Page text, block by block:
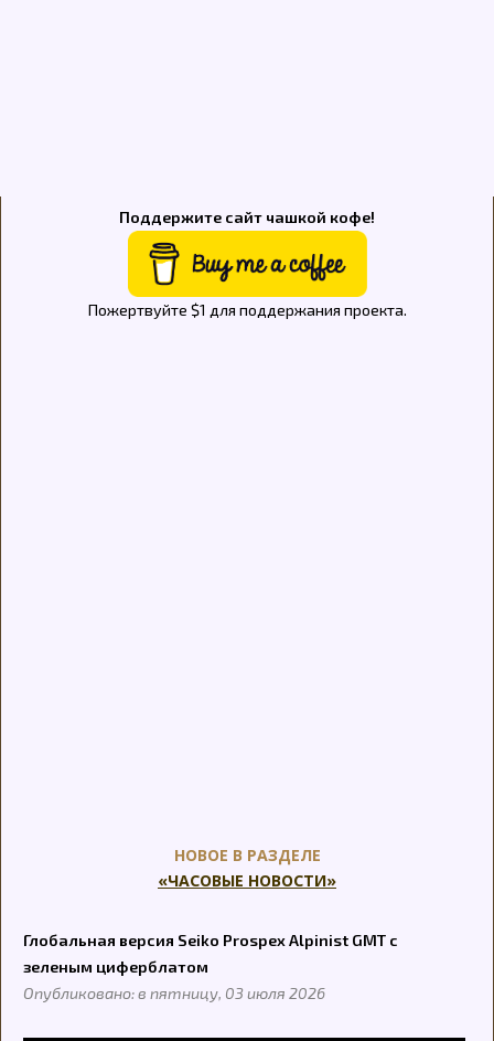
Поддержите сайт чашкой кофе!
Пожертвуйте $1 для поддержания проекта.
НОВОЕ В РАЗДЕЛЕ
«ЧАСОВЫЕ НОВОСТИ»
Глобальная версия Seiko Prospex Alpinist GMT с
зеленым циферблатом
Опубликовано: в пятницу, 03 июля 2026